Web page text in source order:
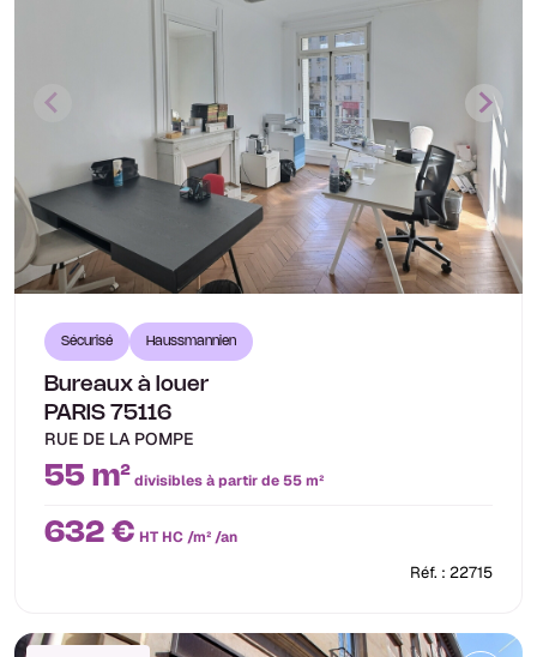
Sécurisé Haussmannien
Bureaux à louer
PARIS 75116
RUE DE LA POMPE
55 m²divisibles à partir de 55 m²
632 € HT HC /m² /an
Réf. : 22715